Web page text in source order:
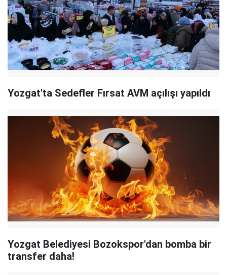
Yozgat'ta Sedefler Fırsat AVM açılışı yapıldı
Yozgat Belediyesi Bozokspor'dan bomba bir
transfer daha!